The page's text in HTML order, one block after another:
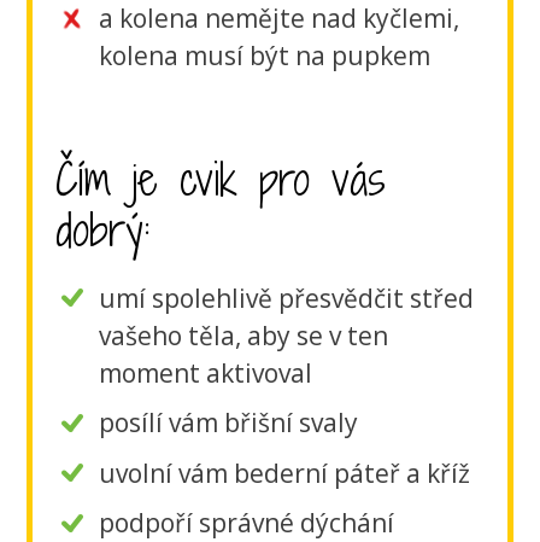
a kolena nemějte nad kyčlemi,
kolena musí být na pupkem
Čím je cvik pro vás
dobrý:
umí spolehlivě přesvědčit střed
vašeho těla, aby se v ten
moment aktivoval
posílí vám břišní svaly
uvolní vám bederní páteř a kříž
podpoří správné dýchání